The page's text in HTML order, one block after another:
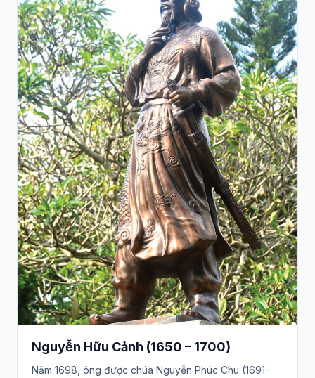
Nguyễn Hữu Cảnh (1650 – 1700)
Năm 1698, ông được chúa Nguyễn Phúc Chu (1691-